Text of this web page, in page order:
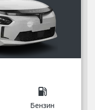
local_gas_station
Бензин